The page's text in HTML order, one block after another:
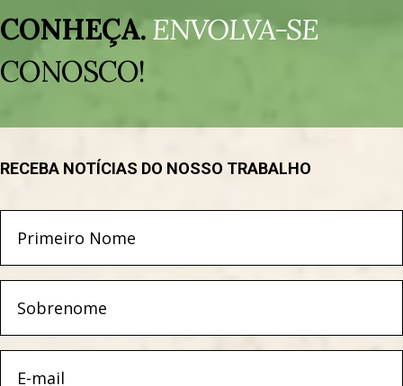
de
vídeo
CONHEÇA.ENVOLVA-SE
CONOSCO!
RECEBA NOTÍCIAS DO NOSSO TRABALHO